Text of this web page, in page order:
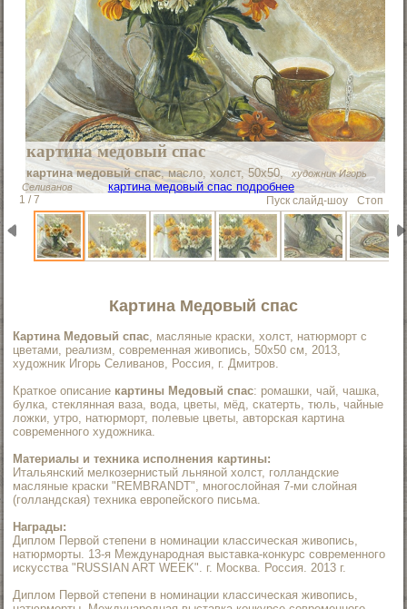
картина медовый спас
картина медовый спас, масло, холст, 50х50, художник Игорь
Селиванов
картина медовый спас подробнее
1 / 7 Пуск слайд-шоу Стоп
Картина Медовый спас
Картина Медовый спас, масляные краски, холст, натюрморт с
цветами, реализм, современная живопись, 50х50 см, 2013,
художник Игорь Селиванов, Россия, г. Дмитров.
Краткое описание картины Медовый спас: ромашки, чай, чашка,
булка, стеклянная ваза, вода, цветы, мёд, скатерть, тюль, чайные
ложки, утро, натюрморт, полевые цветы, авторская картина
современного художника.
Материалы и техника исполнения картины:
Итальянский мелкозернистый льняной холст, голландские
масляные краски "REMBRANDT", многослойная 7-ми слойная
(голландская) техника европейского письма.
Награды:
Диплом Первой степени в номинации классическая живопись,
натюрморты. 13-я Международная выставка-конкурс современного
искусства "RUSSIAN ART WEEK". г. Москва. Россия. 2013 г.
Диплом Первой степени в номинации классическая живопись,